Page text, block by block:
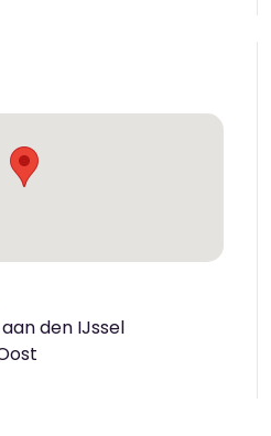
den IJssel